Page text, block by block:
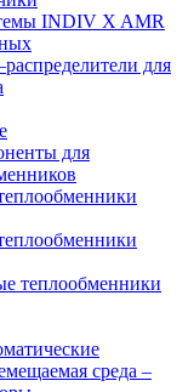
INDIV X AMR
для
для
теплообменники
среда –